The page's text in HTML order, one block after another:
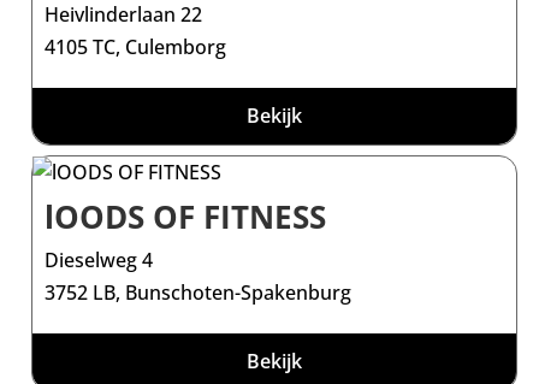
Heivlinderlaan 22
4105 TC, Culemborg
Bekijk
lOODS OF FITNESS
Dieselweg 4
3752 LB, Bunschoten-Spakenburg
Bekijk